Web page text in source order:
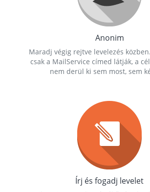
Anonim
Maradj végig rejtve levelezés
csak a MailService címed látják, a
nem derül ki sem most, sem
Írj és fogadj levelet